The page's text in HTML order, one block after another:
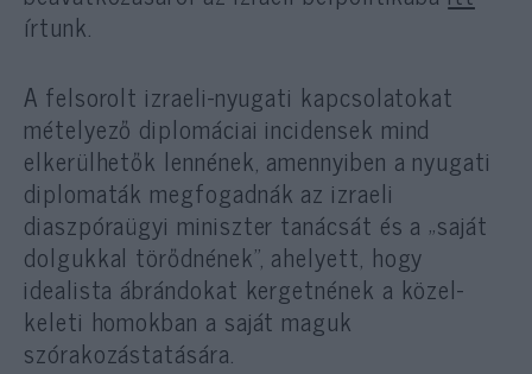
írtunk.
A felsorolt izraeli-nyugati kapcsolatokat
mételyező diplomáciai incidensek mind
elkerülhetők lennének, amennyiben a nyugati
diplomaták megfogadnák az izraeli
diaszpóraügyi miniszter tanácsát és a „saját
dolgukkal törődnének”, ahelyett, hogy
idealista ábrándokat kergetnének a közel-
keleti homokban a saját maguk
szórakozástatására.